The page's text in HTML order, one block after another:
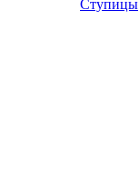
Ступицы